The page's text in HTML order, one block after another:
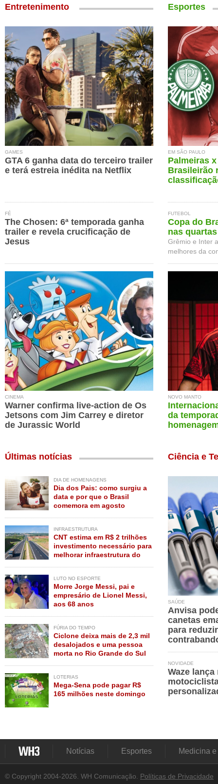
Entretenimento
GAMES
GTA 6 ganha data do terceiro trailer
e terá estreia inédita na Netflix
FÉ
The Chosen: 6ª temporada ganha
trailer e revela crucificação de
Jesus
CINEMA
Warner confirma live-action de Os
Jetsons com Jim Carrey e diretor
de Jurassic World
Esportes
EM SÃO PAULO
Palmeiras
Brasileirão
FUTEBOL
Copa do
nas
Grêmio e Inter
melhores da
NOVO MANTO
da
Últimas notícias
DIA DE HOMENAGENS
Dia dos Pais: como surgiu a
data e por que o Brasil
comemora em agosto
INFRAESTRUTURA
CNT estima em R$ 2 trilhões
investimento necessário para
melhorar infraestrutura do
LUTO NO ESPORTE
Morre Jorge Messi, pai e
empresário de Lionel Messi,
aos 68 anos
FÚRIA DO TEMPO
Ciclone deixa mais de 2,3 mil
desalojados e uma pessoa
morta no Rio Grande do Sul
LOTERIAS
Mega-Sena pode pagar R$
165 milhões neste domingo
Ciência e
SAÚDE
Anvisa
canetas
para
NOVIDADE
Waze
Notícias Esportes Medicina
© Copyright 2004-2026. WH Comunicação. Políticas de Privacidade